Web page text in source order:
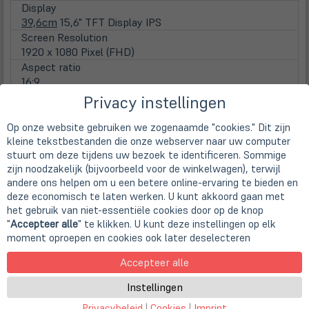
Display
39,6cm 15,6" TFT Display IPS
Screen Resolution
1920 x 1080 Pixel (FHD)
Aspect ratio
16:9
Matte display
Lamp type
LED backlight
Touchscreen
nicht vorhanden
WebCam
Webcam
integrierte HD WebCam
Main Memory
Installed RAM
32 GB DDR4 (2x 16 GB)
Max. installable RAM
Disks / Drives
Privacy instellingen
Op onze website gebruiken we zogenaamde "cookies." Dit zijn
kleine tekstbestanden die onze webserver naar uw computer
stuurt om deze tijdens uw bezoek te identificeren. Sommige
zijn noodzakelijk (bijvoorbeeld voor de winkelwagen), terwijl
andere ons helpen om u een betere online-ervaring te bieden en
deze economisch te laten werken. U kunt akkoord gaan met
het gebruik van niet-essentiële cookies door op de knop
"Accepteer alle" te klikken. U kunt deze instellingen op elk
moment oproepen en cookies ook later deselecteren
Accepteer alle
Instellingen